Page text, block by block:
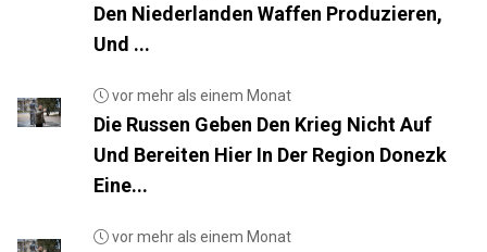
Den Niederlanden Waffen Produzieren,
Und ...
vor mehr als einem Monat
Die Russen Geben Den Krieg Nicht Auf
Und Bereiten Hier In Der Region Donezk
Eine...
vor mehr als einem Monat